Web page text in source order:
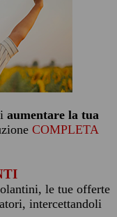
aumentare la tua
COMPLETA
le tue offerte
intercettandoli